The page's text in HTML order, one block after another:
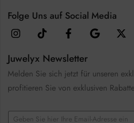
Folge Uns auf Social Media
Juwelyx Newsletter
Melden Sie sich jetzt für unseren
profitieren Sie von exklusiven
E